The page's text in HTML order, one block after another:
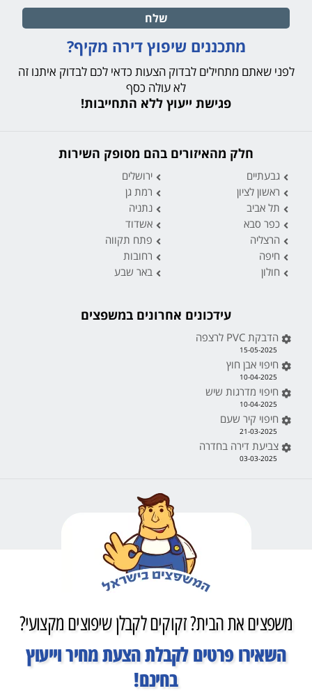
שלח
מתכננים שיפוץ דירה מקיף?
לפני שאתם מתחילים לבדוק הצעות כדאי לכם לבדוק איתנו זה
לא עולה כסף
פגישת ייעוץ ללא התחייבות!
חלק מהאיזורים בהם מסופק השירות
גבעתיים
ירושלים
ראשון לציון
רמת גן
תל אביב
נתניה
כפר סבא
אשדוד
הרצליה
פתח תקווה
חיפה
רחובות
חולון
באר שבע
עידכונים אחרונים במשפצים
הדבקת PVC לרצפה
15-05-2025
חיפוי אבן חוץ
10-04-2025
חיפוי מדרגות שיש
10-04-2025
חיפוי קיר שעם
21-03-2025
צביעת דירה בחדרה
03-03-2025
משפצים את הבית? זקוקים לקבלן שיפוצים מקצועי?
השאירו פרטים לקבלת הצעת מחיר וייעוץ
בחינם!